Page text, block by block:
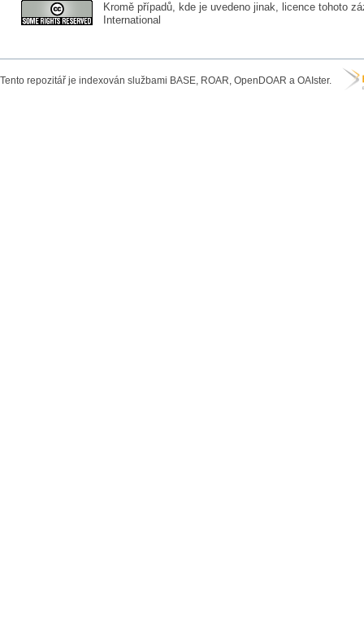
Kromě případů, kde je uvedeno jinak, licence tohoto
International
Tento repozitář je indexován službami BASE, ROAR, OpenDOAR a OAIster.